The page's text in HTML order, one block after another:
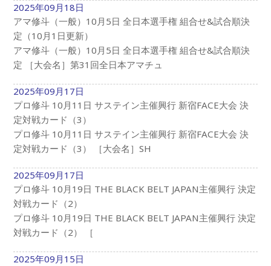
2025年09月18日
アマ修斗（一般）10月5日 全日本選手権 組合せ&試合順決
定（10月1日更新）
アマ修斗（一般）10月5日 全日本選手権 組合せ&試合順決
定 ［大会名］第31回全日本アマチュ
2025年09月17日
プロ修斗 10月11日 サステイン主催興行 新宿FACE大会 決
定対戦カード（3）
プロ修斗 10月11日 サステイン主催興行 新宿FACE大会 決
定対戦カード（3） ［大会名］SH
2025年09月17日
プロ修斗 10月19日 THE BLACK BELT JAPAN主催興行 決定
対戦カード（2）
プロ修斗 10月19日 THE BLACK BELT JAPAN主催興行 決定
対戦カード（2） ［
2025年09月15日